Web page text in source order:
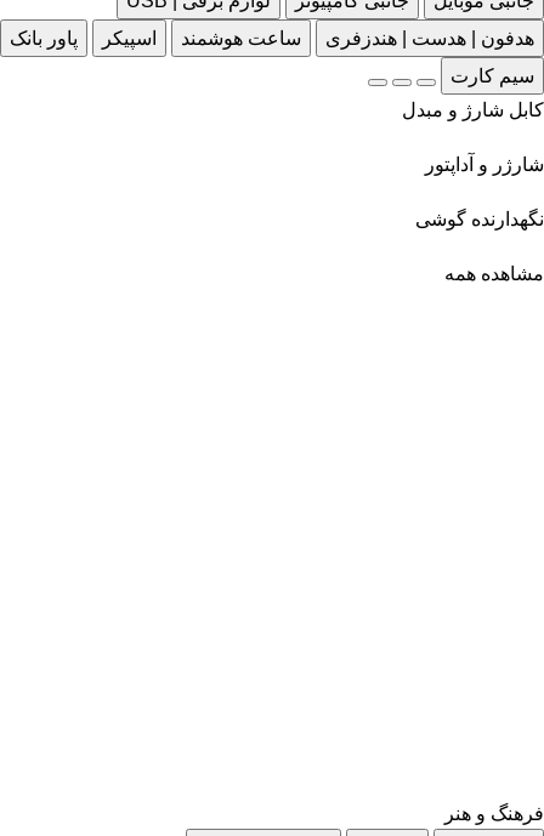
هدفون | هدست | هندزفری
ساعت هوشمند اسپیکر
پاور بانک
سیم کارت
کابل شارژ و مبدل
شارژر و آداپتور
نگهدارنده گوشی
مشاهده همه
فرهنگ و هنر